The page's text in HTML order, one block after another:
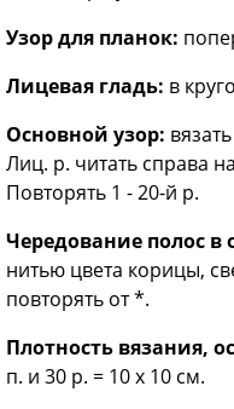
Узор для планок:
Лицевая гладь: в
Основной узор:
Лиц. р. читать справа
Повторять 1 - 20-й р.
Чередование полос в
нитью цвета корицы,
повторять от *.
Плотность вязания,
п. и 30 р. = 10 х 10 см.